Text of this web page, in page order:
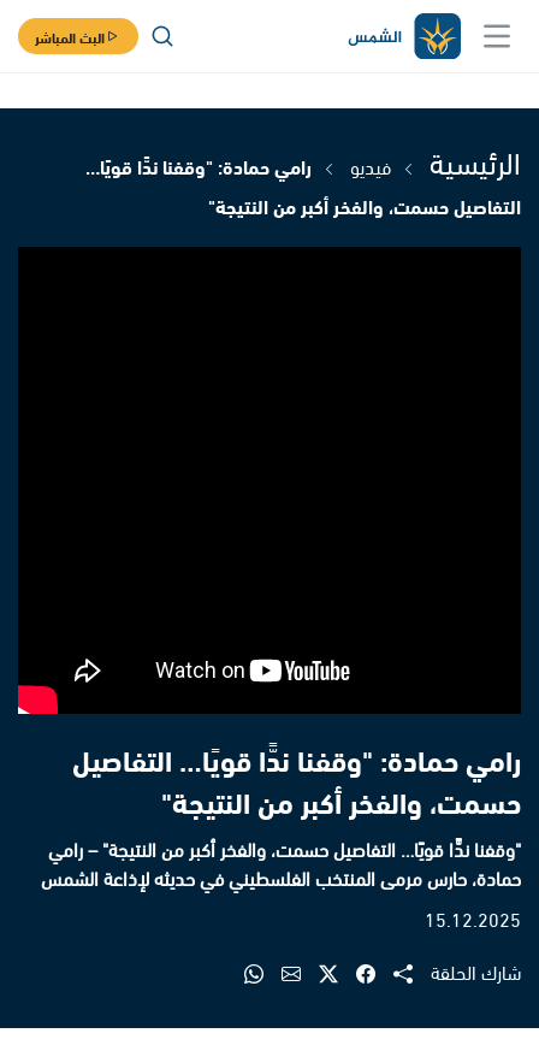
البث المباشر
الرئيسية فيديو
رامي حمادة: "وقفنا ندًّا قويًا…
التفاصيل حسمت، والفخر أكبر من النتيجة"
رامي حمادة: "وقفنا ندًّا قويًا… التفاصيل
حسمت، والفخر أكبر من النتيجة"
"وقفنا ندًّا قويًا… التفاصيل حسمت، والفخر أكبر من النتيجة" – رامي
حمادة، حارس مرمى المنتخب الفلسطيني في حديثه لإذاعة الشمس
15.12.2025
شارك الحلقة